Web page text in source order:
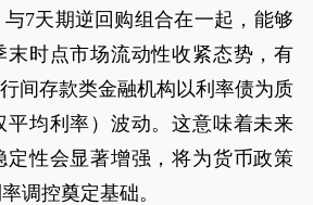
7天期逆回购组合在一起，能够
末时点市场流动性收紧态势，有
间存款类金融机构以利率债为质
平均利率）波动。这意味着未来
定性会显著增强，将为货币政策
调控奠定基础。